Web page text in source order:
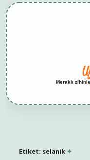
Meraklı
Etiket: selanik